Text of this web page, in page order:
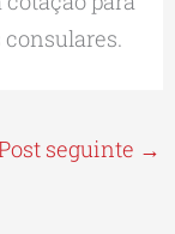
seguinte →